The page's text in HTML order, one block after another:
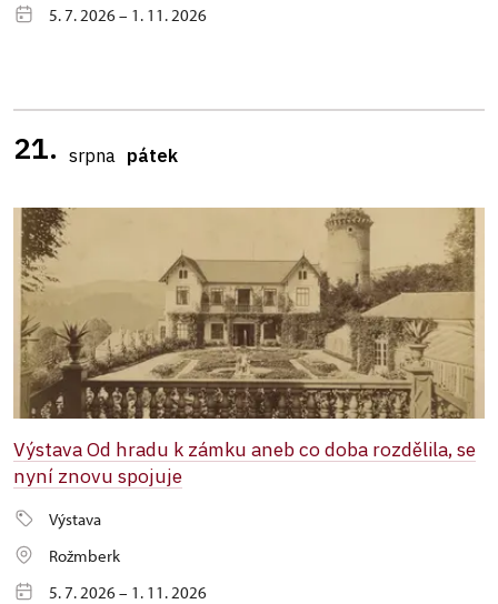
5. 7. 2026 – 1. 11. 2026
21. srpna pátek
Výstava Od hradu k zámku aneb co doba rozdělila, se
nyní znovu spojuje
Výstava
Rožmberk
5. 7. 2026 – 1. 11. 2026